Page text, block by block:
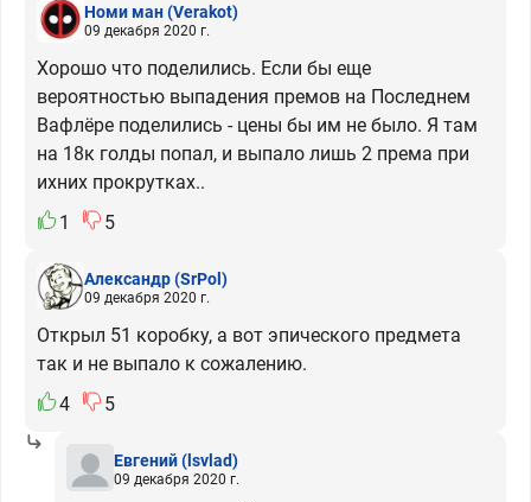
Номи ман(Verakot)
09 декабря 2020 г.
Хорошо что поделились. Если бы еще
вероятностью выпадения премов на Последнем
Вафлёре поделились - цены бы им не было. Я там
на 18к голды попал, и выпало лишь 2 према при
ихних прокрутках..
1
5
Александр(SrPol)
09 декабря 2020 г.
Открыл 51 коробку, а вот эпического предмета
так и не выпало к сожалению.
4
5
Евгений(lsvlad)
09 декабря 2020 г.